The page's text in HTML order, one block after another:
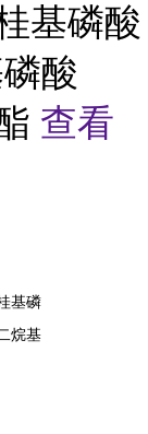
基磷酸
酸
查看
基磷
烷基